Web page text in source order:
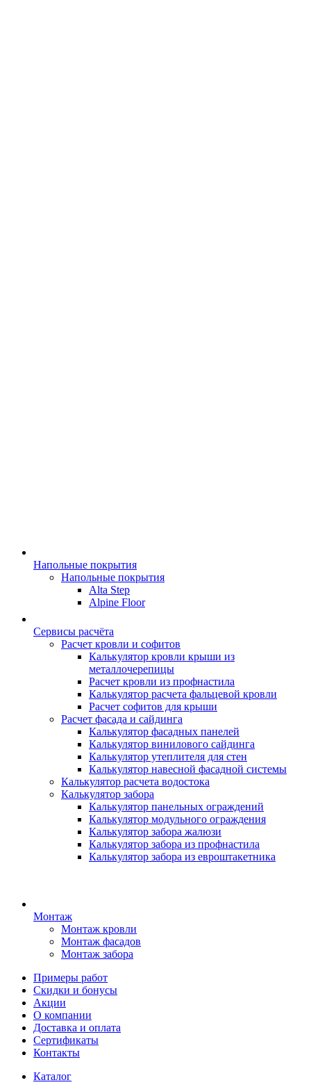
Напольные покрытия
Напольные покрытия
Alta Step
Alpine Floor
Сервисы расчёта
Расчет кровли и софитов
Калькулятор кровли крыши из
металлочерепицы
Расчет кровли из профнастила
Калькулятор расчета фальцевой кровли
Расчет софитов для крыши
Расчет фасада и сайдинга
Калькулятор фасадных панелей
Калькулятор винилового сайдинга
Калькулятор утеплителя для стен
Калькулятор навесной фасадной системы
Калькулятор расчета водостока
Калькулятор забора
Калькулятор панельных ограждений
Калькулятор модульного ограждения
Калькулятор забора жалюзи
Калькулятор забора из профнастила
Калькулятор забора из евроштакетника
Монтаж
Монтаж кровли
Монтаж фасадов
Монтаж забора
Примеры работ
Скидки и бонусы
Акции
О компании
Доставка и оплата
Сертификаты
Контакты
Каталог